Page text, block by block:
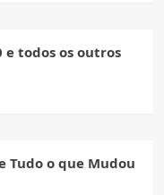
e todos os outros
Tudo o que Mudou